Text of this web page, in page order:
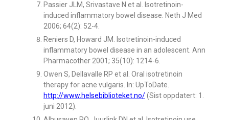
Passier JLM, Srivastave N et al. Isotretinoin-
induced inflammatory bowel disease. Neth J Med
2006; 64(2): 52-4.
Reniers D, Howard JM. Isotretinoin-induced
inflammatory bowel disease in an adolescent. Ann
Pharmacother 2001; 35(10): 1214-6.
Owen S, Dellavalle RP et al. Oral isotretinoin
therapy for acne vulgaris. In: UpToDate.
http://www.helsebiblioteket.no/(Sist oppdatert: 1.
juni 2012).